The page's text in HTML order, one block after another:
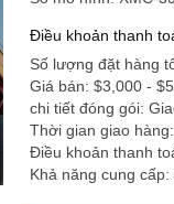
Điều khoản thanh
Số lượng đặt hàng
Giá bán: $3,000 -
chi tiết đóng gói:
Thời gian giao
Điều khoản thanh
Khả năng cung